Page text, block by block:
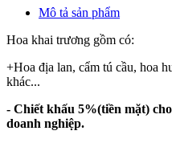
Mô tả sản phẩm
Hoa khai trương gồm có:
+Hoa địa lan, cẩm tú cầu, hoa
khác...
- Chiết khấu 5%(tiền mặt)
doanh nghiệp.